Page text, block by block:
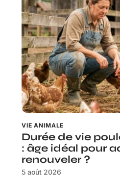
VIE ANIMALE
Durée de vie
: âge idéal pour
renouveler ?
5 août 2026